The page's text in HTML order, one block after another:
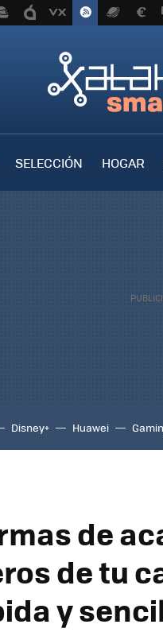
SELECCIÓN HOGAR
Disney+ Huawei
de
de tu
y